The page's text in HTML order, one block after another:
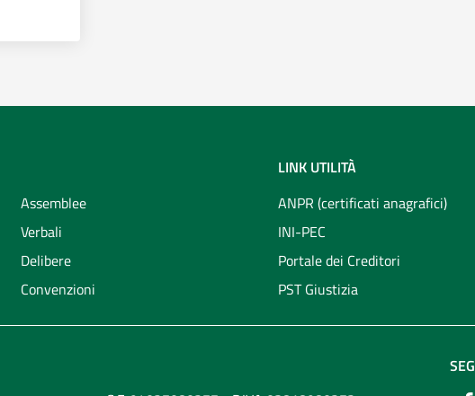
MATERIA SUCCESSORIA
Assemblee
Verbali
Delibere
Convenzioni
LINK UTILITÀ
ANPR (certificati anagrafici)
INI-PEC
Portale dei Creditori
PST Giustizia